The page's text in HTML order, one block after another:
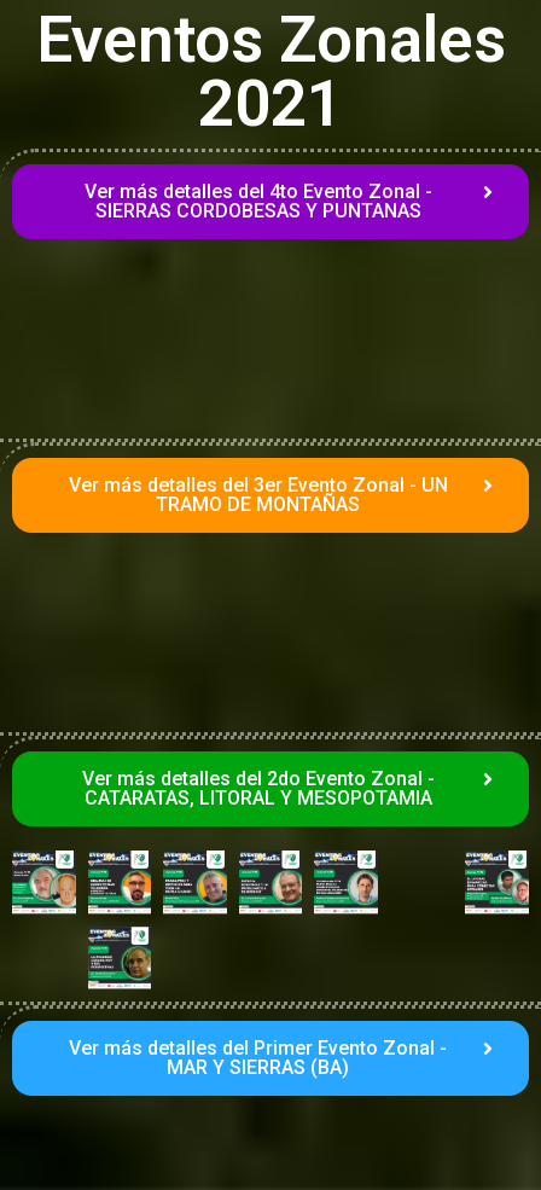
Eventos Zonales
2021
Ver más detalles del 4to Evento Zonal -
SIERRAS CORDOBESAS Y PUNTANAS
Ver más detalles del 3er Evento Zonal - UN
TRAMO DE MONTAÑAS
Ver más detalles del 2do Evento Zonal -
CATARATAS, LITORAL Y MESOPOTAMIA
Ver más detalles del Primer Evento Zonal -
MAR Y SIERRAS (BA)